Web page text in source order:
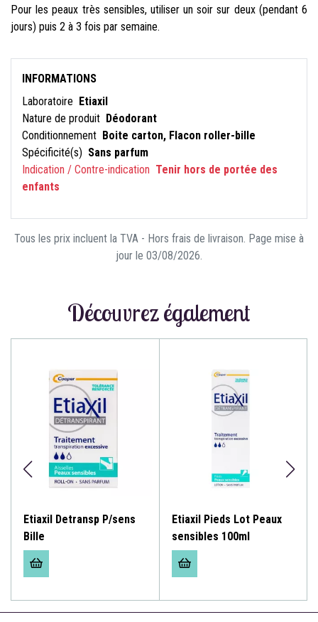
Pour les peaux très sensibles, utiliser un soir sur deux (pendant 6
jours) puis 2 à 3 fois par semaine.
INFORMATIONS
Laboratoire Etiaxil
Nature de produit Déodorant
Conditionnement Boite carton, Flacon roller-bille
Spécificité(s) Sans parfum
Indication / Contre-indication Tenir hors de portée des
enfants
Tous les prix incluent la TVA - Hors frais de livraison. Page mise à
jour le 03/08/2026.
Découvrez également
Etiaxil Detransp P/sens
Bille
Etiaxil Pieds Lot Peaux
sensibles 100ml